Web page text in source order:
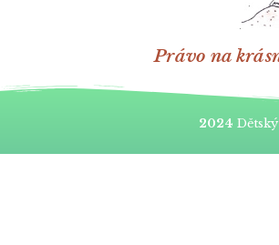
Právo na
2024